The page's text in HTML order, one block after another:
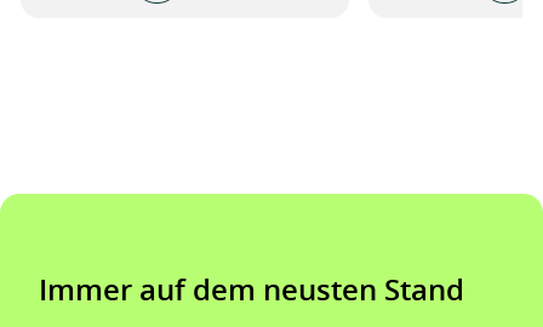
Immer auf dem neusten Stand